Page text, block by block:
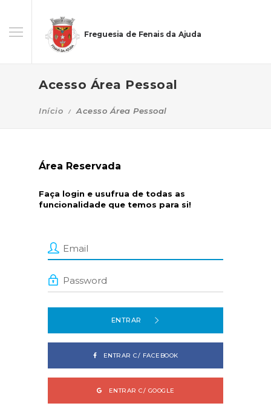
Freguesia de Fenais da Ajuda
Acesso Área Pessoal
Início Acesso Área Pessoal
Área Reservada
Faça login e usufrua de todas as
funcionalidade que temos para si!
ENTRAR
ENTRAR C/ FACEBOOK
ENTRAR C/ GOOGLE